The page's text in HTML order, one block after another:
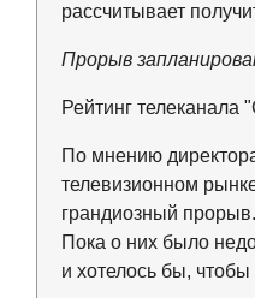
рассчитывает
Прорыв
Рейтинг телеканала
По мнению
телевизионном
грандиозный
Пока о них было
и хотелось бы, чтобы